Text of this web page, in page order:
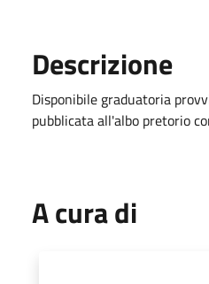
Descrizione
Disponibile graduatoria
pubblicata all'albo pretorio
A cura di